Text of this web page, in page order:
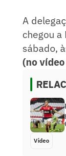
A
chegou
sábado,
(no
Vídeo